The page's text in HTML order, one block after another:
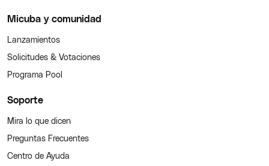
Micuba y comunidad
Lanzamientos
Solicitudes & Votaciones
Programa Pool
Soporte
Mira lo que dicen
Preguntas Frecuentes
Centro de Ayuda